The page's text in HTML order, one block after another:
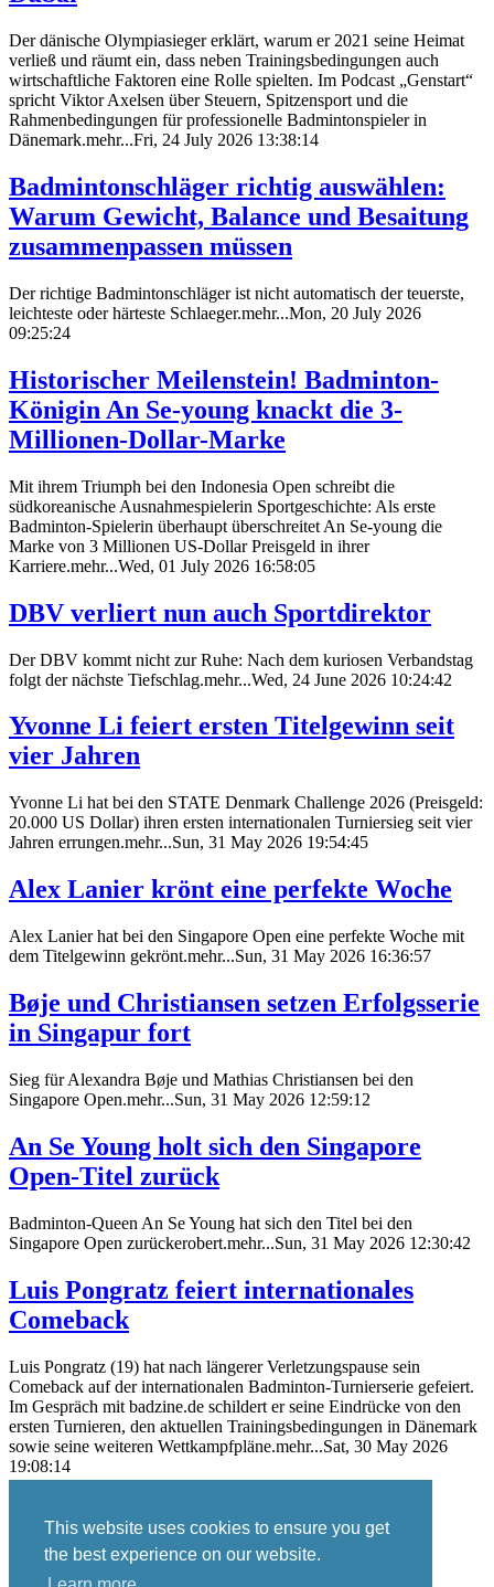
This website uses cookies to ensure you get
the best experience on our website.
Der dänische Olympiasieger erklärt, warum er 2021 seine Heimat
verließ und räumt ein, dass neben Trainingsbedingungen auch
wirtschaftliche Faktoren eine Rolle spielten. Im Podcast „Genstart“
spricht Viktor Axelsen über Steuern, Spitzensport und die
Rahmenbedingungen für professionelle Badmintonspieler in
Dänemark.mehr...Fri, 24 July 2026 13:38:14
Badmintonschläger richtig auswählen:
Warum Gewicht, Balance und Besaitung
zusammenpassen müssen
Der richtige Badmintonschläger ist nicht automatisch der teuerste,
leichteste oder härteste Schlaeger.mehr...Mon, 20 July 2026
09:25:24
Historischer Meilenstein! Badminton-
Königin An Se-young knackt die 3-
Millionen-Dollar-Marke
Mit ihrem Triumph bei den Indonesia Open schreibt die
südkoreanische Ausnahmespielerin Sportgeschichte: Als erste
Badminton-Spielerin überhaupt überschreitet An Se-young die
Marke von 3 Millionen US-Dollar Preisgeld in ihrer
Karriere.mehr...Wed, 01 July 2026 16:58:05
DBV verliert nun auch Sportdirektor
Der DBV kommt nicht zur Ruhe: Nach dem kuriosen Verbandstag
folgt der nächste Tiefschlag.mehr...Wed, 24 June 2026 10:24:42
Yvonne Li feiert ersten Titelgewinn seit
vier Jahren
Yvonne Li hat bei den STATE Denmark Challenge 2026 (Preisgeld:
20.000 US Dollar) ihren ersten internationalen Turniersieg seit vier
Jahren errungen.mehr...Sun, 31 May 2026 19:54:45
Alex Lanier krönt eine perfekte Woche
Alex Lanier hat bei den Singapore Open eine perfekte Woche mit
dem Titelgewinn gekrönt.mehr...Sun, 31 May 2026 16:36:57
Bøje und Christiansen setzen Erfolgsserie
in Singapur fort
Sieg für Alexandra Bøje und Mathias Christiansen bei den
Singapore Open.mehr...Sun, 31 May 2026 12:59:12
An Se Young holt sich den Singapore
Open-Titel zurück
Badminton-Queen An Se Young hat sich den Titel bei den
Singapore Open zurückerobert.mehr...Sun, 31 May 2026 12:30:42
Luis Pongratz feiert internationales
Comeback
Luis Pongratz (19) hat nach längerer Verletzungspause sein
Comeback auf der internationalen Badminton-Turnierserie gefeiert.
Im Gespräch mit badzine.de schildert er seine Eindrücke von den
ersten Turnieren, den aktuellen Trainingsbedingungen in Dänemark
sowie seine weiteren Wettkampfpläne.mehr...Sat, 30 May 2026
19:08:14
Blog